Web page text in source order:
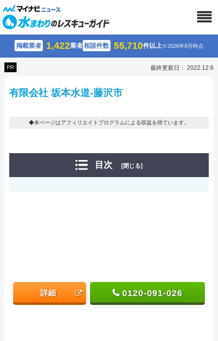
掲載業者 1,422業者相談件数 55,710件以上※2026年8月時点
PR 最終更新日： 2022.12.6
有限会社 坂本水道-藤沢市
◆本ページはアフィリエイトプログラムによる収益を得ています。
目次 [閉じる]
詳細 0120-091-026